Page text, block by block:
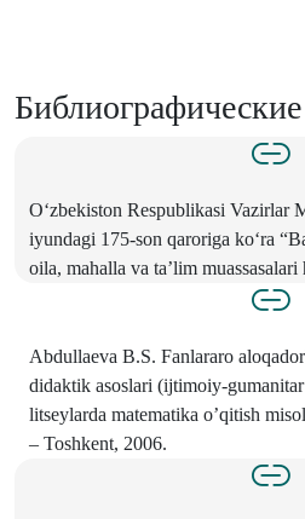
O‘zbekiston Respublikasi Vazirlar
iyundagi 175-son qaroriga ko‘ra
oila, mahalla va ta’lim
Abdullaeva B.S. Fanlararo
didaktik asoslari (ijtimoiy-
litseylarda matematika o’qitish
– Toshkent, 2006.